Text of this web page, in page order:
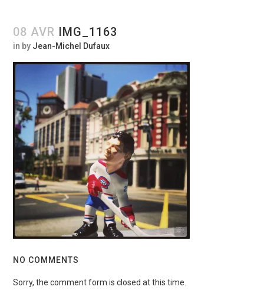
08 AVR IMG_1163
in by Jean-Michel Dufaux
NO COMMENTS
Sorry, the comment form is closed at this time.